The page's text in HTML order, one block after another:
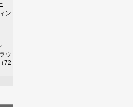
ン
ウ
（72